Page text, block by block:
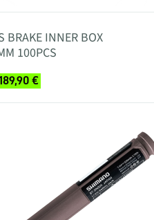
BRAKE INNER BOX
100PCS
€